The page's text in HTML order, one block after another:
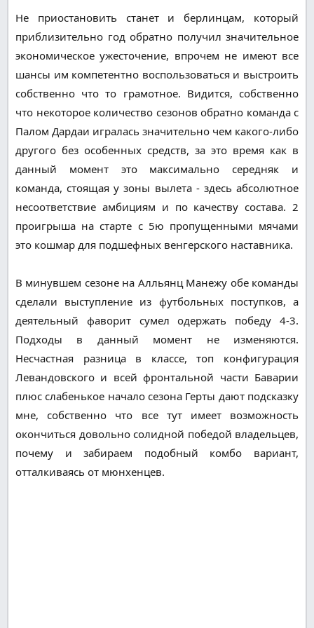
Не приостановить станет и берлинцам, который
приблизительно год обратно получил значительное
экономическое ужесточение, впрочем не имеют все
шансы им компетентно воспользоваться и выстроить
собственно что то грамотное. Видится, собственно
что некоторое количество сезонов обратно команда с
Палом Дардаи игралась значительно чем какого-либо
другого без особенных средств, за это время как в
данный момент это максимально середняк и
команда, стоящая у зоны вылета - здесь абсолютное
несоответствие амбициям и по качеству состава. 2
проигрыша на старте с 5ю пропущенными мячами
это кошмар для подшефных венгерского наставника.
В минувшем сезоне на Алльянц Манежу обе команды
сделали выступление из футбольных поступков, а
деятельный фаворит сумел одержать победу 4-3.
Подходы в данный момент не изменяются.
Несчастная разница в классе, топ конфигурация
Левандовского и всей фронтальной части Баварии
плюс слабенькое начало сезона Герты дают подсказку
мне, собственно что все тут имеет возможность
окончиться довольно солидной победой владельцев,
почему и забираем подобный комбо вариант,
отталкиваясь от мюнхенцев.